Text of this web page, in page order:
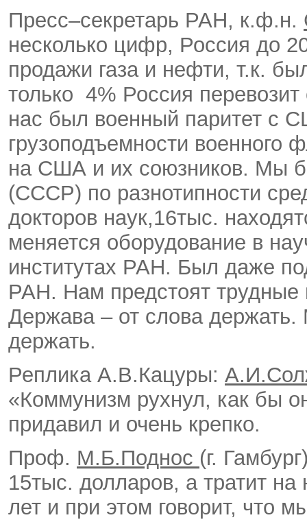
Пресс–секретарь РАН, к.ф.н.
несколько цифр, Россия до
продажи газа и нефти, т.к.
только 4% Россия
нас был военный паритет с
грузоподъемности военного
на США и их союзников. Мы
(СССР) по разнотипности
докторов наук,16тыс.
меняется оборудование в
институтах РАН. Был даже
РАН. Нам предстоят
Держава – от слова
держать.
Реплика А.В.Кацуры:
«Коммунизм рухнул, как бы
придавил и очень крепко.
Проф. М.Б.Поднос (г.
15тыс. долларов, а тратит
лет и при этом говорит, что